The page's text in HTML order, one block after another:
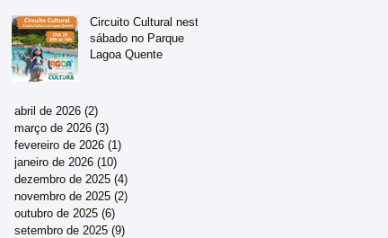
Circuito Cultural neste
sábado no Parque
Lagoa Quente
abril de 2026 (2)
março de 2026 (3)
fevereiro de 2026 (1)
janeiro de 2026 (10)
dezembro de 2025 (4)
novembro de 2025 (2)
outubro de 2025 (6)
setembro de 2025 (9)